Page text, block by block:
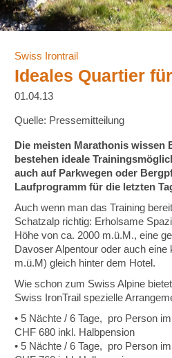
Swiss Irontrail
Ideales Quartier
01.04.13
Quelle: Pressemitteilung
Die meisten Marathonis wissen
bestehen ideale
auch auf Parkwegen oder
Laufprogramm für die letzten
Auch wenn man das Training
Schatzalp richtig: Erholsame
Höhe von ca. 2000 m.ü.M., eine
Davoser Alpentour oder auch
m.ü.M) gleich hinter dem Hotel.
Wie schon zum Swiss Alpine
Swiss IronTrail spezielle
• 5 Nächte / 6 Tage, pro Person
CHF 680 inkl. Halbpension
• 5 Nächte / 6 Tage, pro Person